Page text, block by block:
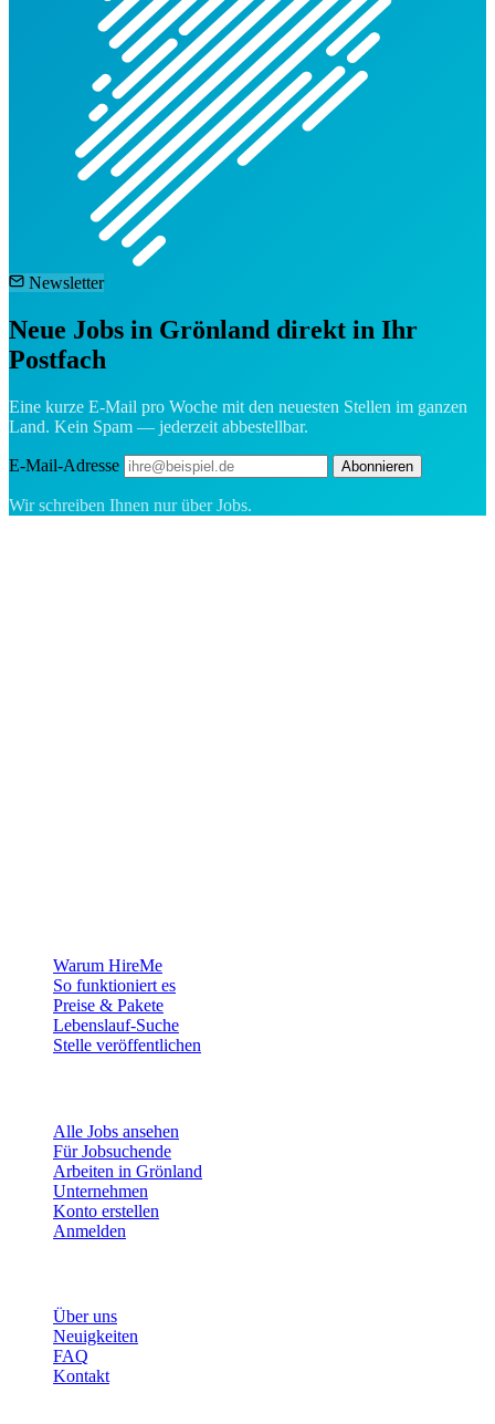
Newsletter
Neue Jobs in Grönland direkt in Ihr
Postfach
Eine kurze E-Mail pro Woche mit den neuesten Stellen im ganzen
Land. Kein Spam — jederzeit abbestellbar.
E-Mail-Adresse Abonnieren
Wir schreiben Ihnen nur über Jobs.
Warum HireMe
So funktioniert es
Preise & Pakete
Lebenslauf-Suche
Stelle veröffentlichen
Alle Jobs ansehen
Für Jobsuchende
Arbeiten in Grönland
Unternehmen
Konto erstellen
Anmelden
Über uns
Neuigkeiten
FAQ
Kontakt